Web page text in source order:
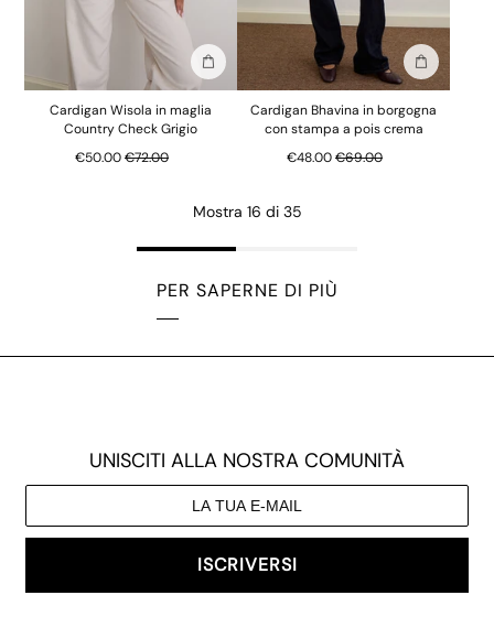
Aggiungi alla borsa
Cardigan Wisola in maglia
Country Check Grigio
€50.00Prezzo normale
€72.00
Aggiungi
Cardigan Bhavina in borgogna
con stampa a pois crema
€48.00Prezzo normale
€69.00
Mostra 16 di 35
PER SAPERNE DI PIÙ
UNISCITI ALLA NOSTRA COMUNITÀ
ISCRIVERSI